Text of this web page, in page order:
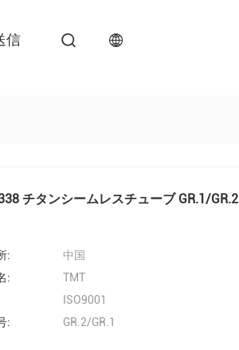
信
チタンシームレスチューブ GR.1/GR.2
:
中国
:
TMT
ISO9001
:
GR.2/GR.1